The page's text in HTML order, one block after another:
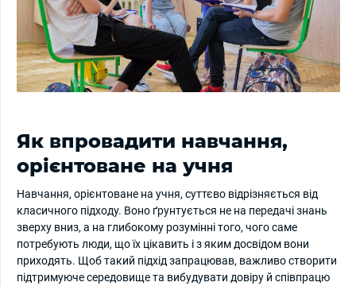
Як впровадити навчання,
орієнтоване на учня
Навчання, орієнтоване на учня, суттєво відрізняється від
класичного підходу. Воно ґрунтується не на передачі знань
зверху вниз, а на глибокому розумінні того, чого саме
потребують люди, що їх цікавить і з яким досвідом вони
приходять. Щоб такий підхід запрацював, важливо створити
підтримуюче середовище та вибудувати довіру й співпрацю